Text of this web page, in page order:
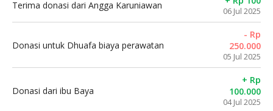
Terima donasi dari Angga Karuniawan
06 Jul 2025
Donasi untuk Dhuafa biaya perawatan
- Rp
250.000
05 Jul 2025
Donasi dari ibu Baya
+ Rp
100.000
04 Jul 2025